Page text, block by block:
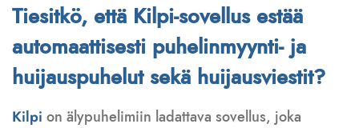
Tiesitkö, että Kilpi-sovellus estää
automaattisesti puhelinmyynti- ja
huijauspuhelut sekä huijausviestit?
Kilpi on älypuhelimiin ladattava sovellus, joka